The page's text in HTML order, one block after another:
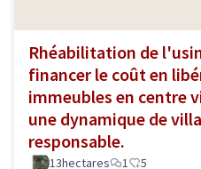
Rhéabilitation de
financer le coût en
immeubles en centre
une dynamique de
responsable.
13hectares 1 5